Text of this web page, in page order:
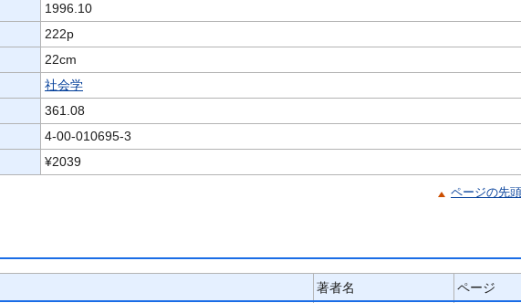
1996.10
222p
22cm
社会学
361.08
4-00-010695-3
¥2039
ページの先
著者名 ページ